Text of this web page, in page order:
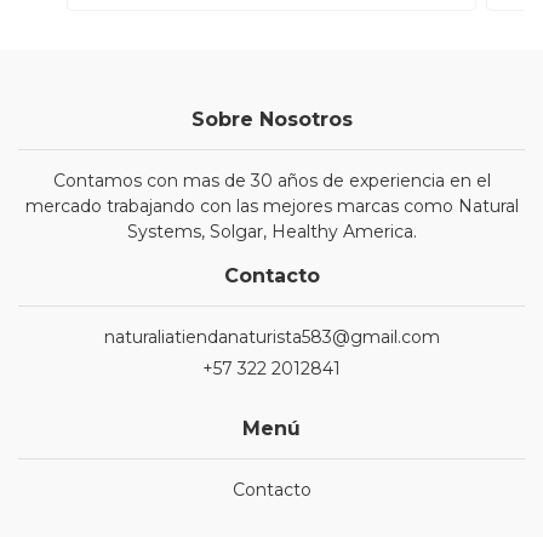
Sobre Nosotros
Contamos con mas de 30 años de experiencia en el
mercado trabajando con las mejores marcas como Natural
Systems, Solgar, Healthy America.
Contacto
naturaliatiendanaturista583@gmail.com
+57 322 2012841
Menú
Contacto